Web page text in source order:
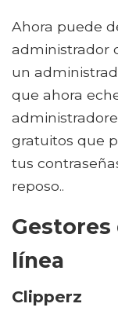
Ahora puede
administrador
un
que ahora
gratuitos que
tus
reposo..
Gestores
línea
Clipperz